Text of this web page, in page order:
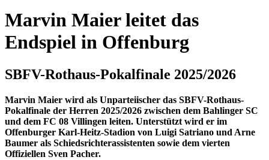
Marvin Maier leitet das
Endspiel in Offenburg
SBFV-Rothaus-Pokalfinale 2025/2026
Marvin Maier wird als Unparteiischer das SBFV-Rothaus-
Pokalfinale der Herren 2025/2026 zwischen dem Bahlinger SC
und dem FC 08 Villingen leiten. Unterstützt wird er im
Offenburger Karl-Heitz-Stadion von Luigi Satriano und Arne
Baumer als Schiedsrichterassistenten sowie dem vierten
Offiziellen Sven Pacher.